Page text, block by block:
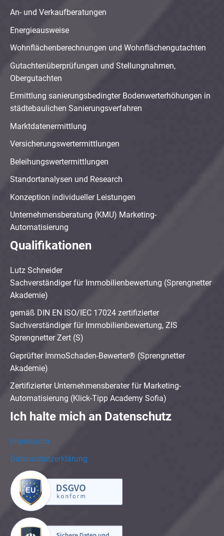
An- und Verkaufberatungen
Energieausweise
Wohnflächenberechnungen und Wohnflächengutachten
Gutachtenüberprüfungen und Stellungnahmen,
Obergutachten
Ermittlung sanierungsbedingter Bodenwerterhöhungen in
städtebaulichen Sanierungsverfahren
Marktdatenermittlung
Versicherungswertermittlungen
Beleihungswertermittlungen
Standortanalysen und Research
Konzeption individueller Leistungen
Unternehmensberatung (KMU) Marketing-
Automatisierung
Qualifikationen
Lutz Schneider
Sachverständiger für Immobilienbewertung (Sprengnetter
Akademie)
gemäß DIN EN ISO/IEC 17024 zertifizierter
Sachverständiger für Immobilienbewertung, ZIS
Sprengnetter Zert (S)
Geprüfter ImmoSchaden-Bewerter® (Sprengnetter
Akademie)
Zertifizierter Unternehmensberater für Marketing-
Automatisierung (Klick-Tipp Academy Sofia)
Ich halte mich an Datenschutz
Impressum
Datenschutzerklärung